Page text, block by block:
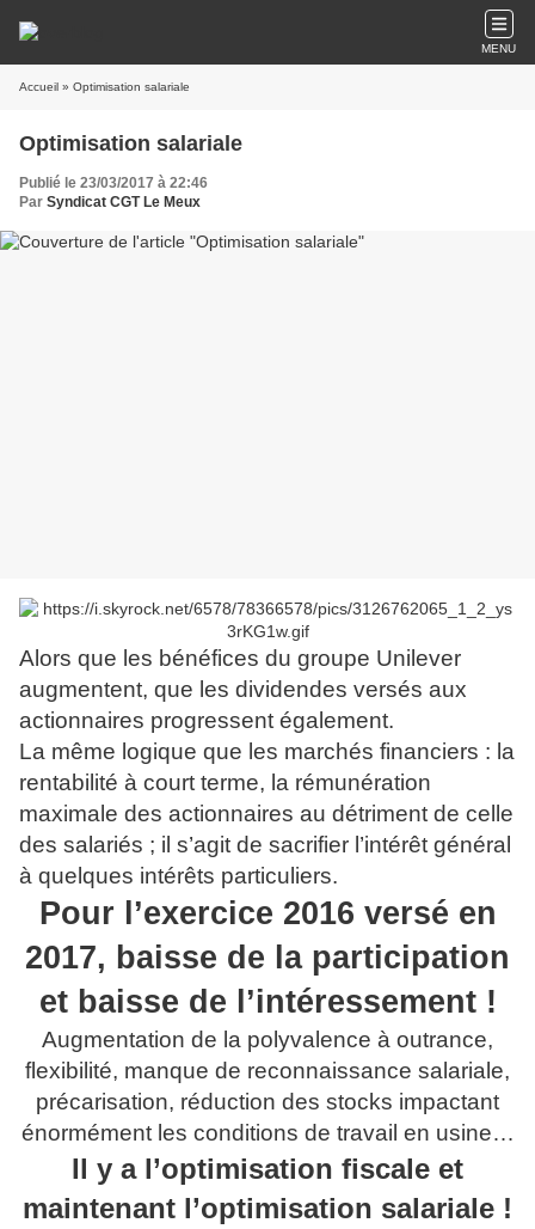
MENU
Accueil » Optimisation salariale
Optimisation salariale
Publié le 23/03/2017 à 22:46
Par Syndicat CGT Le Meux
Alors que les bénéfices du groupe Unilever
augmentent, que les dividendes versés aux
actionnaires progressent également.
La même logique que les marchés financiers : la
rentabilité à court terme, la rémunération
maximale des actionnaires au détriment de celle
des salariés ; il s’agit de sacrifier l’intérêt général
à quelques intérêts particuliers.
Pour l’exercice 2016 versé en
2017, baisse de la participation
et baisse de l’intéressement !
Augmentation de la polyvalence à outrance,
flexibilité, manque de reconnaissance salariale,
précarisation, réduction des stocks impactant
énormément les conditions de travail en usine…
Il y a l’optimisation fiscale et
maintenant l’optimisation salariale !